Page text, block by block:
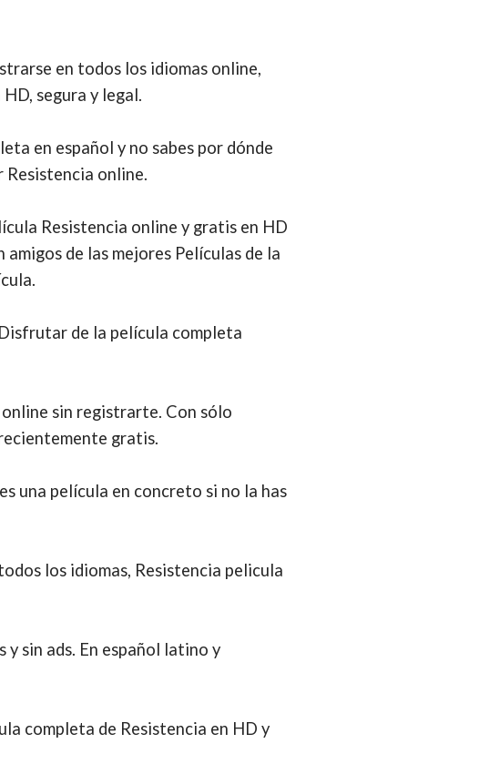
en todos los idiomas online,
segura y legal.
en español y no sabes por dónde
Resistencia online.
Resistencia online y gratis en HD
de las mejores Películas de la
de la película completa
sin registrarte. Con sólo
gratis.
una película en concreto si no la has
los idiomas, Resistencia pelicula
sin ads. En español latino y
completa de Resistencia en HD y